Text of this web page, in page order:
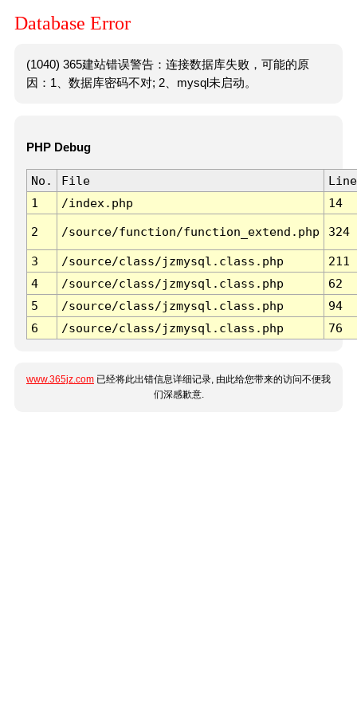
Database Error
(1040) 365建站错误警告：连接数据库失败，可能的原
因：1、数据库密码不对; 2、mysql未启动。
PHP Debug
No. File
Line
1
/index.php 14
2 /source/function/function_extend.php 324
3 /source/class/jzmysql.class.php
211
4
/source/class/jzmysql.class.php
62
5
/source/class/jzmysql.class.php
94
6
/source/class/jzmysql.class.php 76
www.365jz.com 已经将此出错信息详细记录, 由此给您带来的访问不便我
们深感歉意.